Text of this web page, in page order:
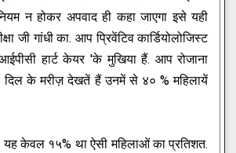
न होकर अपवाद ही कहा जाएगा इसे यही
जी गांधी का. आप प्रिवेंटिव कार्डियोलोजिस्ट
हार्ट केयर 'के मुखिया हैं. आप रोजाना
के मरीज़ देखतें हैं उनमें से ४० % महिलायें
केवल १५% था ऐसी महिलाओं का प्रतिशत.